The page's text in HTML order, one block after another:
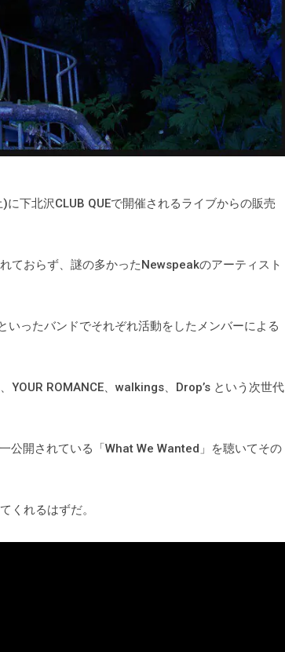
下北沢CLUB QUEで開催されるライブからの販売
ておらず、謎の多かったNewspeakのアーティスト
ったバンドでそれぞれ活動をしたメンバーによる
YOUR ROMANCE、walkings、Drop’s という次世代
公開されている「What We Wanted」を聴いてその
くれるはずだ。